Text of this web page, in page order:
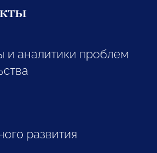
и аналитики проблем
развития